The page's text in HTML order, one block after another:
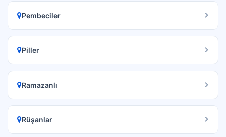
Pembeciler
Piller
Ramazanlı
Rüşanlar